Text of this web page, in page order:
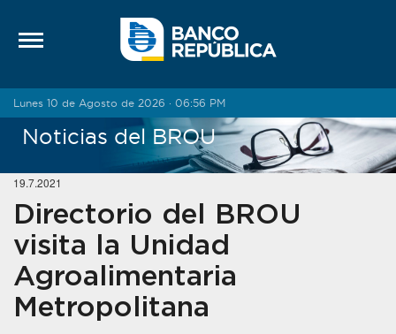
Lunes 10 de Agosto de 2026 · 06:56 PM
Noticias del BROU
19.7.2021
Directorio del BROU
visita la Unidad
Agroalimentaria
Metropolitana